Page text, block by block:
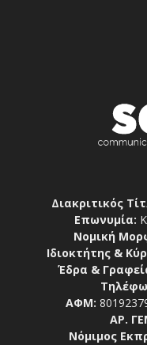
Διακριτικός
Επωνυμία:
Νομική
Ιδιοκτήτης &
Έδρα &
ΑΦΜ:
ΑΡ.
Νόμιμος